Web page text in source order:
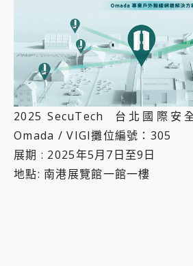
2025 SecuTech 台北國際安
Omada / VIGI攤位編號：305
展期 : 2025年5月7日至9日
地點: 南港展覽館一館一樓